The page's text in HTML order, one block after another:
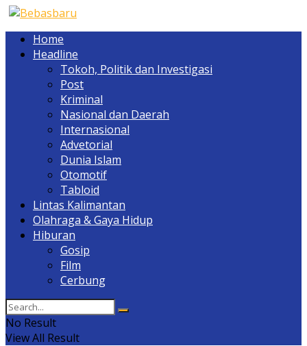
Home
Headline
Tokoh, Politik dan Investigasi
Post
Kriminal
Nasional dan Daerah
Internasional
Advetorial
Dunia Islam
Otomotif
Tabloid
Lintas Kalimantan
Olahraga & Gaya Hidup
Hiburan
Gosip
Film
Cerbung
No Result
View All Result